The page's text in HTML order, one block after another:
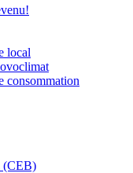
local
consommation
(CEB)